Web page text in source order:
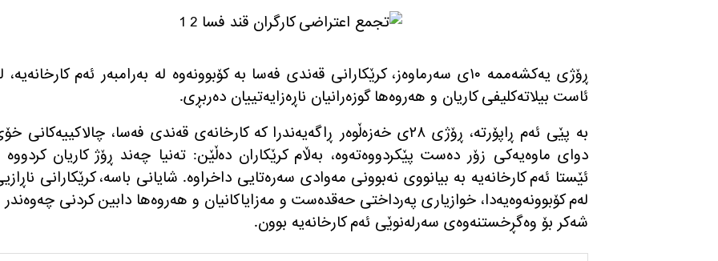
ڕۆژی یه‌كشه‌ممه‌ ١٠ی سه‌رماوه‌ز، كرێكارانی قه‌ندی فه‌سا به‌ كۆبوونه‌وه‌ له‌ به‌رامبه‌ر ئه‌م كارخانه‌یه‌،
ئاست بیلاته‌كلیفی كاریان و هه‌روه‌ها گوزه‌رانیان ناڕه‌زایه‌تییان ده‌ربڕی.
به‌ پێی ئه‌م ڕاپۆرته‌، ڕۆژی ٢٨ی خه‌زه‌ڵوه‌ر ڕاگه‌یه‌ندرا كه‌ كارخانه‌ی قه‌ندی فه‌سا، چالاكییه‌كانی
دوای ماوه‌یه‌كی زۆر ده‌ست پێكردووه‌ته‌وه‌، به‌ڵام كرێكاران ده‌ڵێن: ته‌نیا چه‌ند ڕۆژ كاریان كردووه‌
ئێستا ئه‌م كارخانه‌یه‌ به‌ بیانووی نه‌بوونی مه‌وادی سه‌ره‌تایی داخراوه‌. شایانی باسه‌، كرێكارانی
له‌م كۆبوونه‌وه‌یه‌دا، خوازیاری په‌رداختی حه‌قده‌ست و مه‌زایاكانیان و هه‌روه‌ها دابین كردنی چه‌وه‌ندر
شه‌كر بۆ وه‌گڕخستنه‌وه‌ی سه‌رله‌نوێی ئه‌م كارخانه‌یه‌ بوون.